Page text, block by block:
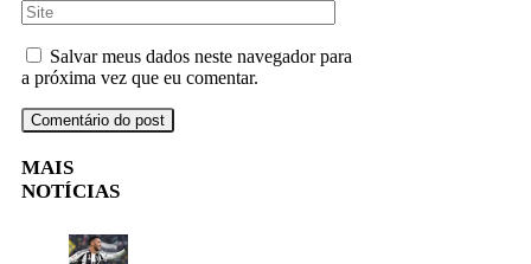
Salvar meus dados neste navegador para
a próxima vez que eu comentar.
MAIS
NOTÍCIAS